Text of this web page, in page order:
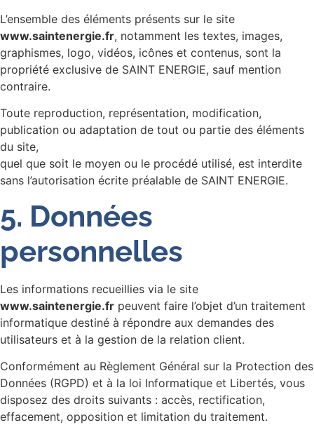
L’ensemble des éléments présents sur le site
www.saintenergie.fr, notamment les textes, images,
graphismes, logo, vidéos, icônes et contenus, sont la
propriété exclusive de SAINT ENERGIE, sauf mention
contraire.
Toute reproduction, représentation, modification,
publication ou adaptation de tout ou partie des éléments
du site,
quel que soit le moyen ou le procédé utilisé, est interdite
sans l’autorisation écrite préalable de SAINT ENERGIE.
5. Données
personnelles
Les informations recueillies via le site
www.saintenergie.fr peuvent faire l’objet d’un traitement
informatique destiné à répondre aux demandes des
utilisateurs et à la gestion de la relation client.
Conformément au Règlement Général sur la Protection des
Données (RGPD) et à la loi Informatique et Libertés, vous
disposez des droits suivants : accès, rectification,
effacement, opposition et limitation du traitement.